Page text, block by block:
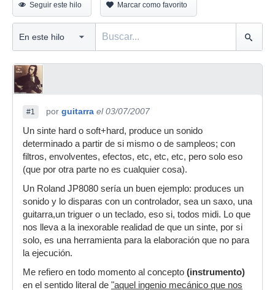
Seguir este hilo Marcar como favorito
#1 por guitarra el 03/07/2007
Un sinte hard o soft+hard, produce un sonido
determinado a partir de si mismo o de sampleos; con
filtros, envolventes, efectos, etc, etc, etc, pero solo eso
(que por otra parte no es cualquier cosa).
Un Roland JP8080 sería un buen ejemplo: produces un
sonido y lo disparas con un controlador, sea un saxo, una
guitarra,un triguer o un teclado, eso si, todos midi. Lo que
nos lleva a la inexorable realidad de que un sinte, por si
solo, es una herramienta para la elaboración que no para
la ejecución.
Me refiero en todo momento al concepto (instrumento)
en el sentido literal de "aquel ingenio mecánico que nos